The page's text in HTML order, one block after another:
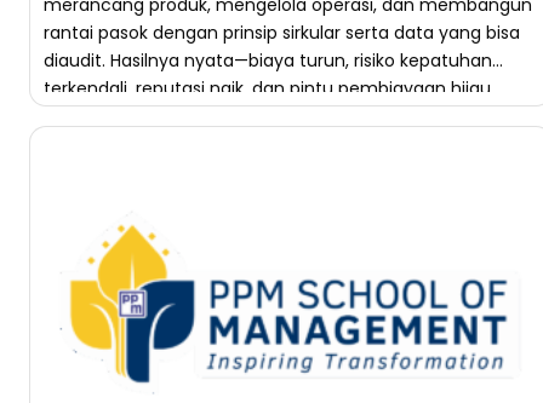
merancang produk, mengelola operasi, dan membangun
rantai pasok dengan prinsip sirkular serta data yang bisa
diaudit. Hasilnya nyata—biaya turun, risiko kepatuhan
terkendali, reputasi naik, dan pintu pembiayaan hijau